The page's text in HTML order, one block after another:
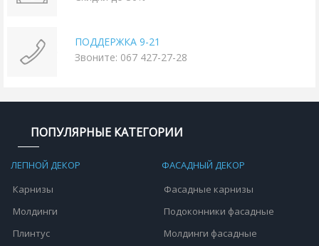
ПОДДЕРЖКА 9-21
Звоните: 067 427-27-28
ПОПУЛЯРНЫЕ КАТЕГОРИИ
ЛЕПНОЙ ДЕКОР
Карнизы
Молдинги
Плинтус
ФАСАДНЫЙ ДЕКОР
Фасадные карнизы
Подоконники фасадные
Молдинги фасадные